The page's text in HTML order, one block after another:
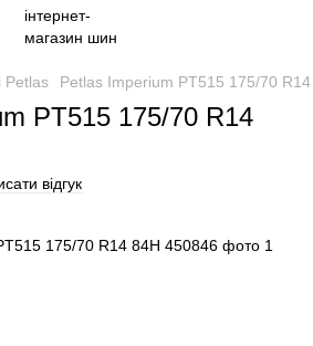
Petlas Petlas Imperium PT515 175/70
PT515 175/70 R14
відгук